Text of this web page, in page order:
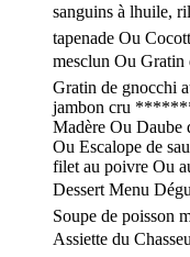
sanguins à lhuile,
tapenade Ou
mesclun Ou Gratin
Gratin de gnocchi
jambon cru
Madère Ou Daube
Ou Escalope de
filet au poivre Ou
Dessert Menu
Soupe de poisson
Assiette du